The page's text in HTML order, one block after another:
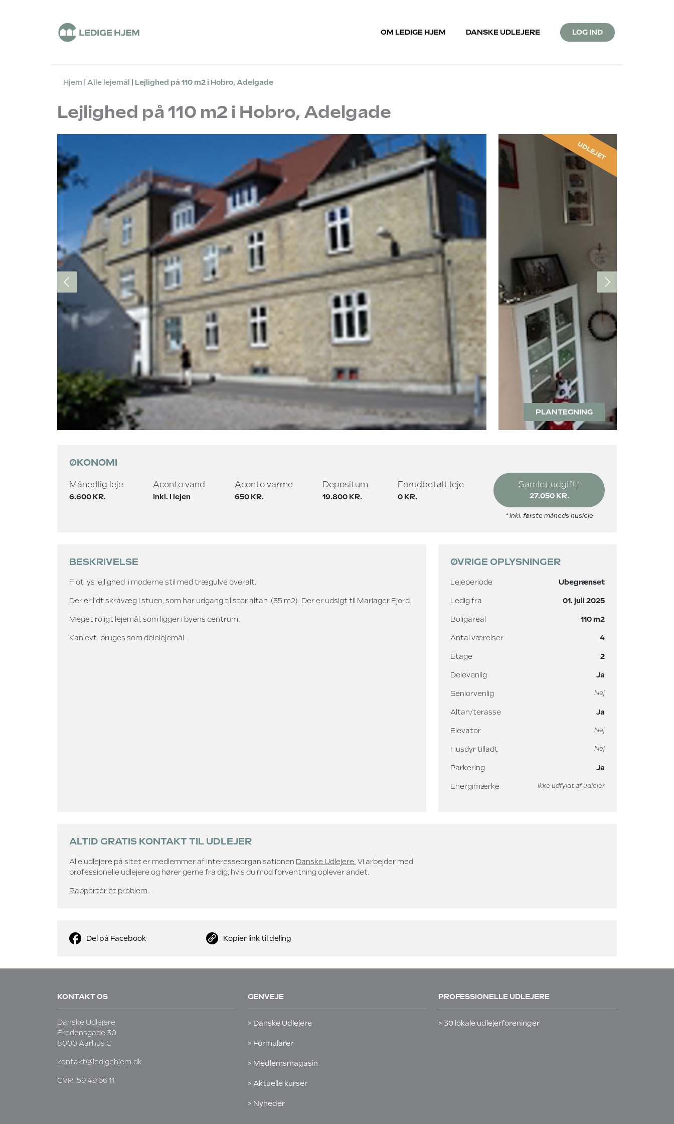
OM LEDIGE HJEM DANSKE UDLEJERE LOG IND
Hjem Alle lejemål Lejlighed på 110 m2 i Hobro, Adelgade
Lejlighed på 110 m2 i Hobro, Adelgade
UDLEJET
PLANTEGNING
ØKONOMI
Månedlig leje
6.600 KR.
Aconto vand
Inkl. i lejen
Aconto varme
650 KR.
Depositum
19.800 KR.
Forudbetalt leje
0 KR.
Samlet udgift*
27.050 KR.
* inkl. første måneds husleje
BESKRIVELSE
Flot lys lejlighed i moderne stil med trægulve overalt.
Der er lidt skråvæg i stuen, som har udgang til stor altan (35 m2). Der er udsigt til Mariager Fjord.
Meget roligt lejemål, som ligger i byens centrum.
Kan evt. bruges som delelejemål.
ØVRIGE OPLYSNINGER
Lejeperiode Ubegrænset
Ledig fra 01. juli 2025
Boligareal 110 m2
Antal værelser 4
Etage 2
Delevenlig Ja
Seniorvenlig Nej
Altan/terasse Ja
Elevator Nej
Husdyr tilladt Nej
Parkering Ja
Energimærke Ikke udfyldt af udlejer
ALTID GRATIS KONTAKT TIL UDLEJER
Alle udlejere på sitet er medlemmer af interesseorganisationen Danske Udlejere. Vi arbejder med
professionelle udlejere og hører gerne fra dig, hvis du mod forventning oplever andet.
Rapportér et problem.
Del på Facebook Kopier link til deling
KONTAKT OS
Danske Udlejere
Fredensgade 30
8000 Aarhus C
kontakt@ledigehjem.dk
CVR. 59 49 66 11
GENVEJE
> Danske Udlejere
> Formularer
> Medlemsmagasin
> Aktuelle kurser
> Nyheder
PROFESSIONELLE UDLEJERE
> 30 lokale udlejerforeninger